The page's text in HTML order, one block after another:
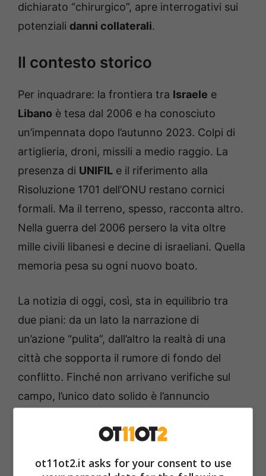
dichiarato “chirurgico”, apre interrogativi sui
potenziali danni collaterali.
Il contesto storico
Per inquadrare: la frontiera tra Israele e
Libano è tesa dal 2006 e ha conosciuto
un’impennata dopo l’autunno 2023. Colpi di
artiglieria, droni, missili a medio raggio. La
presenza di UNIFIL e il riferimento alla
Risoluzione 1701 dell’ONU restano cornici
formali. Ma il terreno, spesso, racconta altro.
Nella guerra del 2006 persero la vita oltre
mille civili libanesi e decine di israeliani. Quella
memoria pesa su ogni nuovo boato.
La notizia di oggi, così, sta in equilibrio tra
due piani: da un lato la narrazione di
un’azione “pulita”, dall’altro la realtà di una
città che sopporta il rumore di fondo del
conflitto. Finché non arrivano verifiche sul
campo, l’unico dato solido è l’annuncio
ot11ot2.it asks for your consent to use